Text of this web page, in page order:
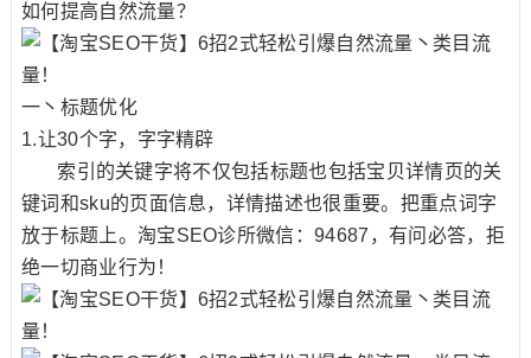
如何提高自然流量？
一丶标题优化
1.让30个字，字字精辟
索引的关键字将不仅包括标题也包括宝贝详情页的关
键词和sku的页面信息，详情描述也很重要。把重点词字
放于标题上。淘宝SEO诊所微信：94687，有问必答，拒
绝一切商业行为！